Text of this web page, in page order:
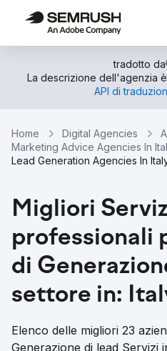
tradotto da
La descrizione dell'agenzia
API di
Home Digital Agencies
Marketing Advice Agencies In
Lead Generation Agencies In
Migliori
professionali
di
settore in:
Elenco delle migliori 23
Generazione di lead Servizi